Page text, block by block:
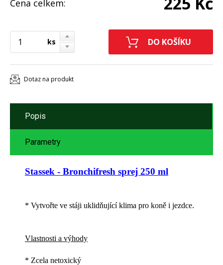
Cena celkem:
ks
Dotaz na produkt
Popis
Parametry
Stassek - Bronchifresh sprej 250 ml
* Vytvořte ve stáji uklidňující klima pro koně i jezdce.
Vlastnosti a výhody
* Zcela netoxický